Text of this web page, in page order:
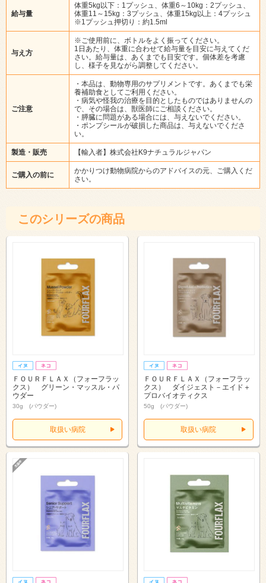
給与量
体重5kg以下：1プッシュ、体重6～10kg：2プッシュ、
体重11～15kg：3プッシュ、体重15kg以上：4プッシュ
※1プッシュ押切り：約1.5ml
与え方
※ご使用前に、ボトルをよく振ってください。
1日あたり、体重に合わせて給与量を目安に与えてくだ
さい。給与量は、あくまでも目安です。個体差を考慮
し、様子を見ながら調整してください。
ご注意
・本品は、動物専用のサプリメントです。あくまでも栄
養補助食としてご利用ください。
・病気や怪我の治療を目的としたものではありませんの
で、その場合は、獣医師にご相談ください。
・膵臓に問題がある場合には、与えないでください。
・ポンプシールが破損した商品は、与えないでくださ
い。
製造・販売 【輸入者】株式会社K9ナチュラルジャパン
ご購入の前に
かかりつけ動物病院からのアドバイスの元、ご購入くだ
さい。
このシリーズの商品
ＦＯＵＲＦＬＡＸ（フォーフラッ
クス） グリーン・マッスル・パ
ウダー
30g (パウダー)
取扱い病院
ＦＯＵＲＦＬＡＸ（フォーフラッ
クス） ダイジェスト－エイド＋
プロバイオティクス
50g (パウダー)
取扱い病院